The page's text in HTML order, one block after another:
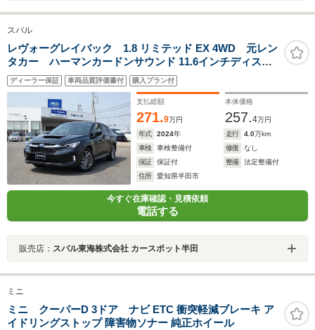
スバル
レヴォーグレイバック 1.8 リミテッド EX 4WD 元レン
タカー ハーマンカードンサウンド 11.6インチディスプ
レイ フルセグ Bluetoothオーディオ フロントカメ
ラ サイドカメラ バックカメラ 全周囲カメラ 電動
リヤゲート シートヒーター
ディーラー保証 車両品質評価書付 購入プラン付
支払総額
271.9万円
本体価格
257.4万円
年式
2024年 走行 4.0万km
車検
車検整備付 修復
なし
保証
保証付 整備
法定整備付
住所
愛知県半田市
今すぐ在庫確認・見積依頼
電話する
販売店： スバル東海株式会社 カースポット半田
ミニ
ミニ クーパーD 3ドア ナビ ETC 衝突軽減ブレーキ ア
イドリングストップ 障害物ソナー 純正ホイール